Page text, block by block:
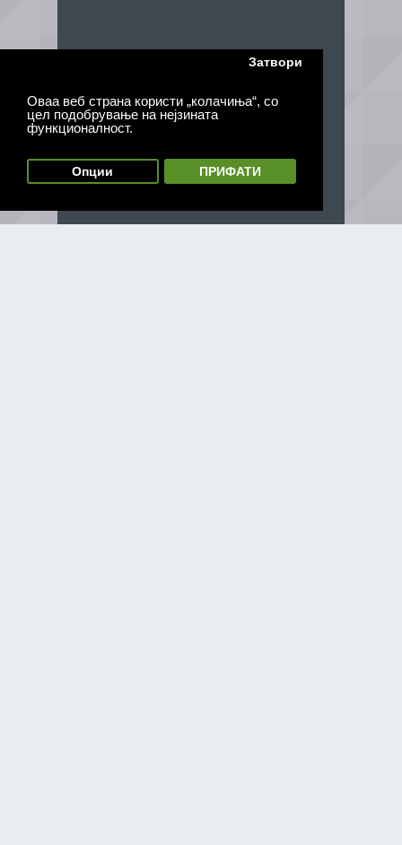
Оваа веб страна користи „колачиња“, со
цел подобрување на нејзината
функционалност.
Затвори
Опции ПРИФАТИ